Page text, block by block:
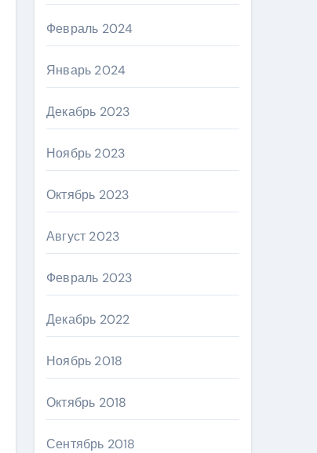
Февраль 2024
Январь 2024
Декабрь 2023
Ноябрь 2023
Октябрь 2023
Август 2023
Февраль 2023
Декабрь 2022
Ноябрь 2018
Октябрь 2018
Сентябрь 2018